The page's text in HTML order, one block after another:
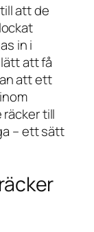
att de
in i
att få
att ett
till
– ett sätt